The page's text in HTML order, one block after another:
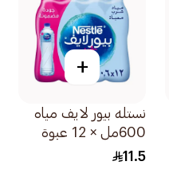
+
نستله بيور لايف مياه
600مل × 12 عبوة
11.5